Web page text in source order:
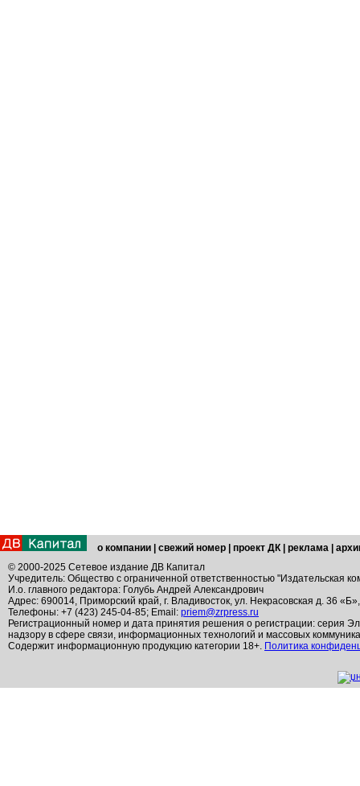
о компании свежий номер проект ДК реклама
© 2000-2025 Сетевое издание ДВ Капитал
Учредитель: Общество с ограниченной ответственностью "Издательская
И.о. главного редактора: Голубь Андрей Александрович
Адрес: 690014, Приморский край, г. Владивосток, ул. Некрасовская д. 36
Телефоны: +7 (423) 245-04-85; Email: priem@zrpress.ru
Регистрационный номер и дата принятия решения о регистрации: серия
надзору в сфере связи, информационных технологий и массовых
Содержит информационную продукцию категории 18+. Политика